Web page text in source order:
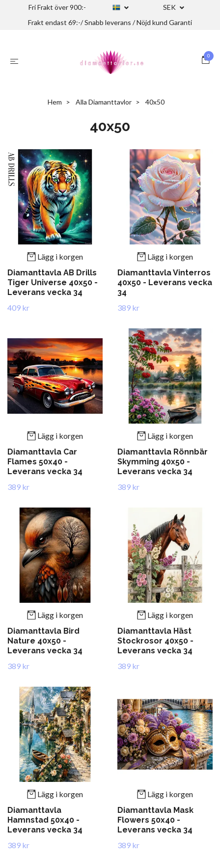
Fri Frakt över 900:-
SEK
Frakt endast 69:-/ Snabb leverans / Nöjd kund Garanti
0
Hem Alla Diamanttavlor 40x50
40x50
Lägg i korgen
Diamanttavla AB Drills
Tiger Universe 40x50 -
Leverans vecka 34
409 kr
Lägg i korgen
Diamanttavla Vinterros
40x50 - Leverans vecka
34
389 kr
Lägg i korgen
Diamanttavla Car
Flames 50x40 -
Leverans vecka 34
389 kr
Lägg i korgen
Diamanttavla Rönnbär
Skymming 40x50 -
Leverans vecka 34
389 kr
Lägg i korgen
Diamanttavla Bird
Nature 40x50 -
Leverans vecka 34
389 kr
Lägg i korgen
Diamanttavla Häst
Stockrosor 40x50 -
Leverans vecka 34
389 kr
Lägg i korgen
Diamanttavla
Hamnstad 50x40 -
Leverans vecka 34
389 kr
Lägg i korgen
Diamanttavla Mask
Flowers 50x40 -
Leverans vecka 34
389 kr